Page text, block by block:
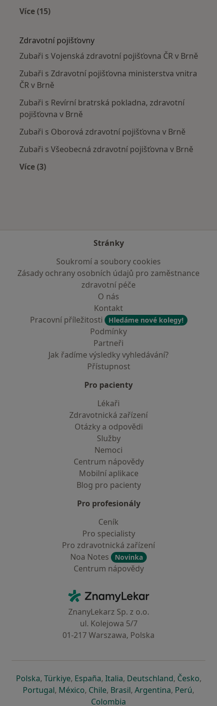
Více (15)
Zdravotní pojišťovny
Zubaři s Vojenská zdravotní pojišťovna ČR v Brně
Zubaři s Zdravotní pojišťovna ministerstva vnitra
ČR v Brně
Zubaři s Revírní bratrská pokladna, zdravotní
pojišťovna v Brně
Zubaři s Oborová zdravotní pojišťovna v Brně
Zubaři s Všeobecná zdravotní pojišťovna v Brně
Více (3)
Stránky
Soukromí a soubory cookies
Zásady ochrany osobních údajů pro zaměstnance
zdravotní péče
O nás
Kontakt
Pracovní příležitosti
Hledáme nové kolegy!
Podmínky
Partneři
Jak řadíme výsledky vyhledávání?
Přístupnost
Pro pacienty
Lékaři
Zdravotnická zařízení
Otázky a odpovědi
Služby
Nemoci
Centrum nápovědy
Mobilní aplikace
Blog pro pacienty
Pro profesionály
Ceník
Pro specialisty
Pro zdravotnická zařízení
Noa Notes
Novinka
Centrum nápovědy
ZnamyLekar - Hlavní stránka
ZnanyLekarz Sp. z o.o.
ul. Kolejowa 5/7
01-217 Warszawa, Polska
Polskase otevře v nové záložce
, Türkiyese otevře v nové záložce
, Españase otevře v nové záložce
, Italiase otevře v nové záložce
, Deutschlandse otevře v
, Českose
,
Portugalse otevře v nové záložce
, Méxicose otevře v nové záložce
, Chilese otevře v nové záložce
, Brasilse otevře v nové
, Argentinase otevře v
, Perúse
,
Colombia